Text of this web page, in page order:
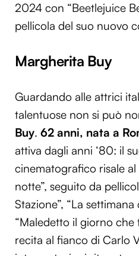
2024 con “Beetlejuice
pellicola del suo nuovo
Margherita Buy
Guardando alle attrici
talentuose non si può
Buy. 62 anni, nata a
attiva dagli anni ‘80: il
cinematografico risale al
notte”, seguito da
Stazione”, “La settimana
“Maledetto il giorno che
recita al fianco di Carlo